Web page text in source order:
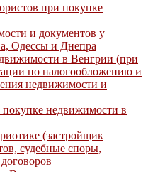
при покупке
и документов у
Одессы и Днепра
в Венгрии (при
по налогообложению и
недвижимости и
недвижимости в
(застройщик
судебные споры,